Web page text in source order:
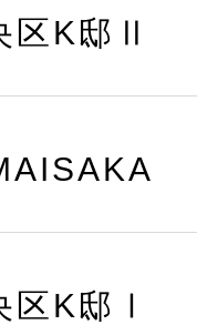
区K邸Ⅱ
区K邸Ⅰ